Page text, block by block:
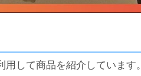
して商品を紹介しています。